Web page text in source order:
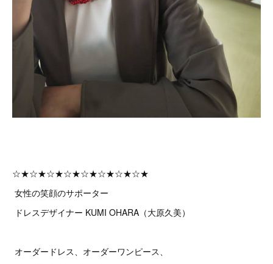
☆★☆★☆★☆★☆★☆★☆★☆★
女性の笑顔のサポーター
ドレスデザイナー KUMI OHARA（大原久美）
オーダードレス、オーダーワンピース、